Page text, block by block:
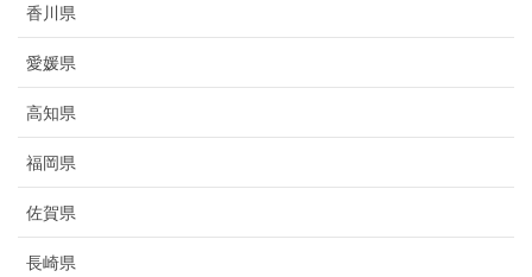
香川県
愛媛県
高知県
福岡県
佐賀県
長崎県